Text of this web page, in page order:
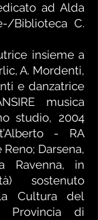
ad Alda
Biblioteca C.
insieme a
A. Mordenti,
e danzatrice
musica
studio, 2004
- RA
Darsena,
Ravenna, in
sostenuto
Cultura del
Provincia di